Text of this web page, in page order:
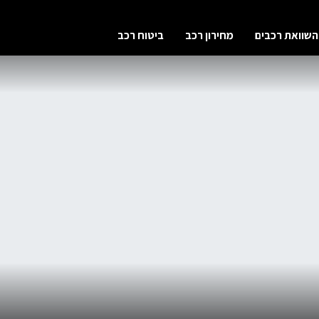
השוואת רכבים מחירון רכב ביטוח רכב